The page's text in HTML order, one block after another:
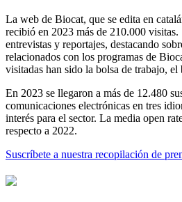
La web de Biocat, que se edita en
recibió en 2023 más de 210.000
entrevistas y reportajes, destacando
relacionados con los programas de
visitadas han sido la bolsa de trabajo,
En 2023 se llegaron a más de 12.480
comunicaciones electrónicas en tres
interés para el sector. La media open
respecto a 2022.
Suscríbete a nuestra recopilación de